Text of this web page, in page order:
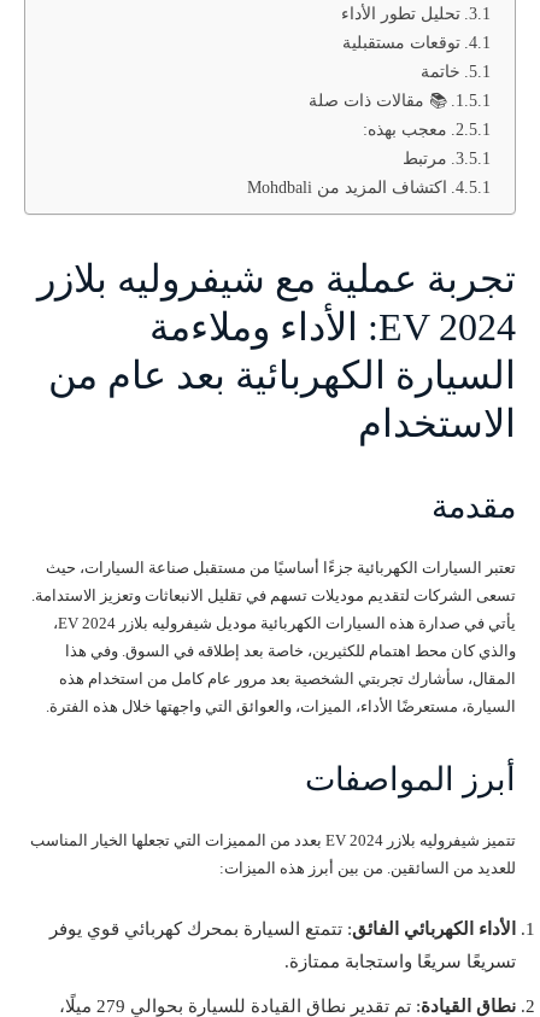
تحليل تطور الأداء
توقعات مستقبلية
خاتمة
📚 مقالات ذات صلة
معجب بهذه:
مرتبط
اكتشاف المزيد من Mohdbali
تجربة عملية مع شيفروليه بلازر
EV 2024: الأداء وملاءمة
السيارة الكهربائية بعد عام من
الاستخدام
مقدمة
تعتبر السيارات الكهربائية جزءًا أساسيًا من مستقبل صناعة السيارات، حيث
تسعى الشركات لتقديم موديلات تسهم في تقليل الانبعاثات وتعزيز الاستدامة.
يأتي في صدارة هذه السيارات الكهربائية موديل شيفروليه بلازر EV 2024،
والذي كان محط اهتمام للكثيرين، خاصة بعد إطلاقه في السوق. وفي هذا
المقال، سأشارك تجربتي الشخصية بعد مرور عام كامل من استخدام هذه
السيارة، مستعرضًا الأداء، الميزات، والعوائق التي واجهتها خلال هذه الفترة.
أبرز المواصفات
تتميز شيفروليه بلازر EV 2024 بعدد من المميزات التي تجعلها الخيار المناسب
للعديد من السائقين. من بين أبرز هذه الميزات:
الأداء الكهربائي الفائق: تتمتع السيارة بمحرك كهربائي قوي يوفر
تسريعًا سريعًا واستجابة ممتازة.
نطاق القيادة
: تم تقدير نطاق القيادة للسيارة بحوالي 279 ميلًا،